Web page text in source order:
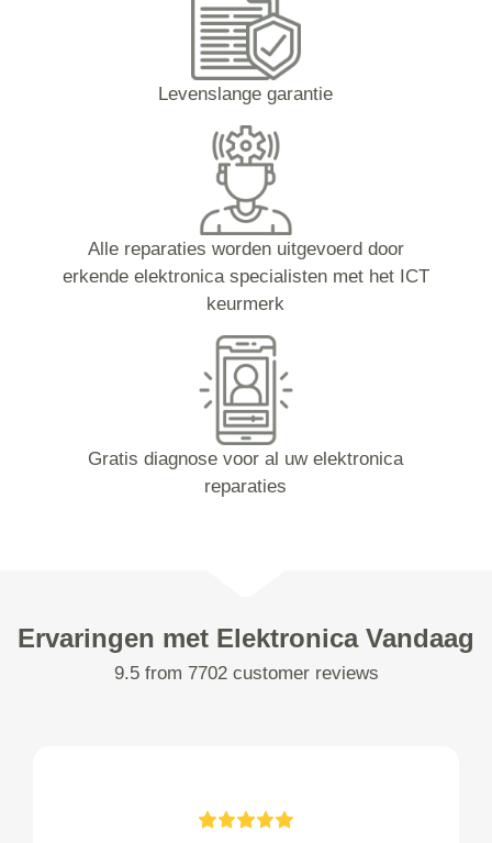
Levenslange garantie
Alle reparaties worden uitgevoerd door
erkende elektronica specialisten met het ICT
keurmerk
Gratis diagnose voor al uw elektronica
reparaties
Ervaringen met Elektronica Vandaag
9.5 from 7702 customer reviews